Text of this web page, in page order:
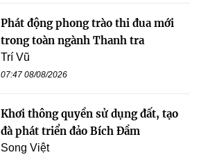
Phát động phong trào thi đua mới
trong toàn ngành Thanh tra
Trí Vũ
07:47 08/08/2026
Khơi thông quyền sử dụng đất, tạo
đà phát triển đảo Bích Đầm
Song Việt